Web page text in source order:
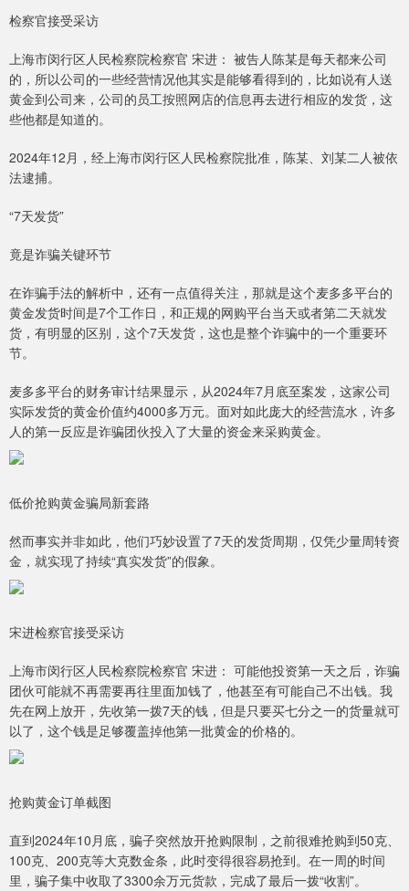
检察官接受采访
上海市闵行区人民检察院检察官 宋进： 被告人陈某是每天都来公司
的，所以公司的一些经营情况他其实是能够看得到的，比如说有人送
黄金到公司来，公司的员工按照网店的信息再去进行相应的发货，这
些他都是知道的。
2024年12月，经上海市闵行区人民检察院批准，陈某、刘某二人被依
法逮捕。
“7天发货”
竟是诈骗关键环节
在诈骗手法的解析中，还有一点值得关注，那就是这个麦多多平台的
黄金发货时间是7个工作日，和正规的网购平台当天或者第二天就发
货，有明显的区别，这个7天发货，这也是整个诈骗中的一个重要环
节。
麦多多平台的财务审计结果显示，从2024年7月底至案发，这家公司
实际发货的黄金价值约4000多万元。面对如此庞大的经营流水，许多
人的第一反应是诈骗团伙投入了大量的资金来采购黄金。
低价抢购黄金骗局新套路
然而事实并非如此，他们巧妙设置了7天的发货周期，仅凭少量周转资
金，就实现了持续“真实发货”的假象。
宋进检察官接受采访
上海市闵行区人民检察院检察官 宋进： 可能他投资第一天之后，诈骗
团伙可能就不再需要再往里面加钱了，他甚至有可能自己不出钱。我
先在网上放开，先收第一拨7天的钱，但是只要买七分之一的货量就可
以了，这个钱是足够覆盖掉他第一批黄金的价格的。
抢购黄金订单截图
直到2024年10月底，骗子突然放开抢购限制，之前很难抢购到50克、
100克、200克等大克数金条，此时变得很容易抢到。在一周的时间
里，骗子集中收取了3300余万元货款，完成了最后一拨“收割”。